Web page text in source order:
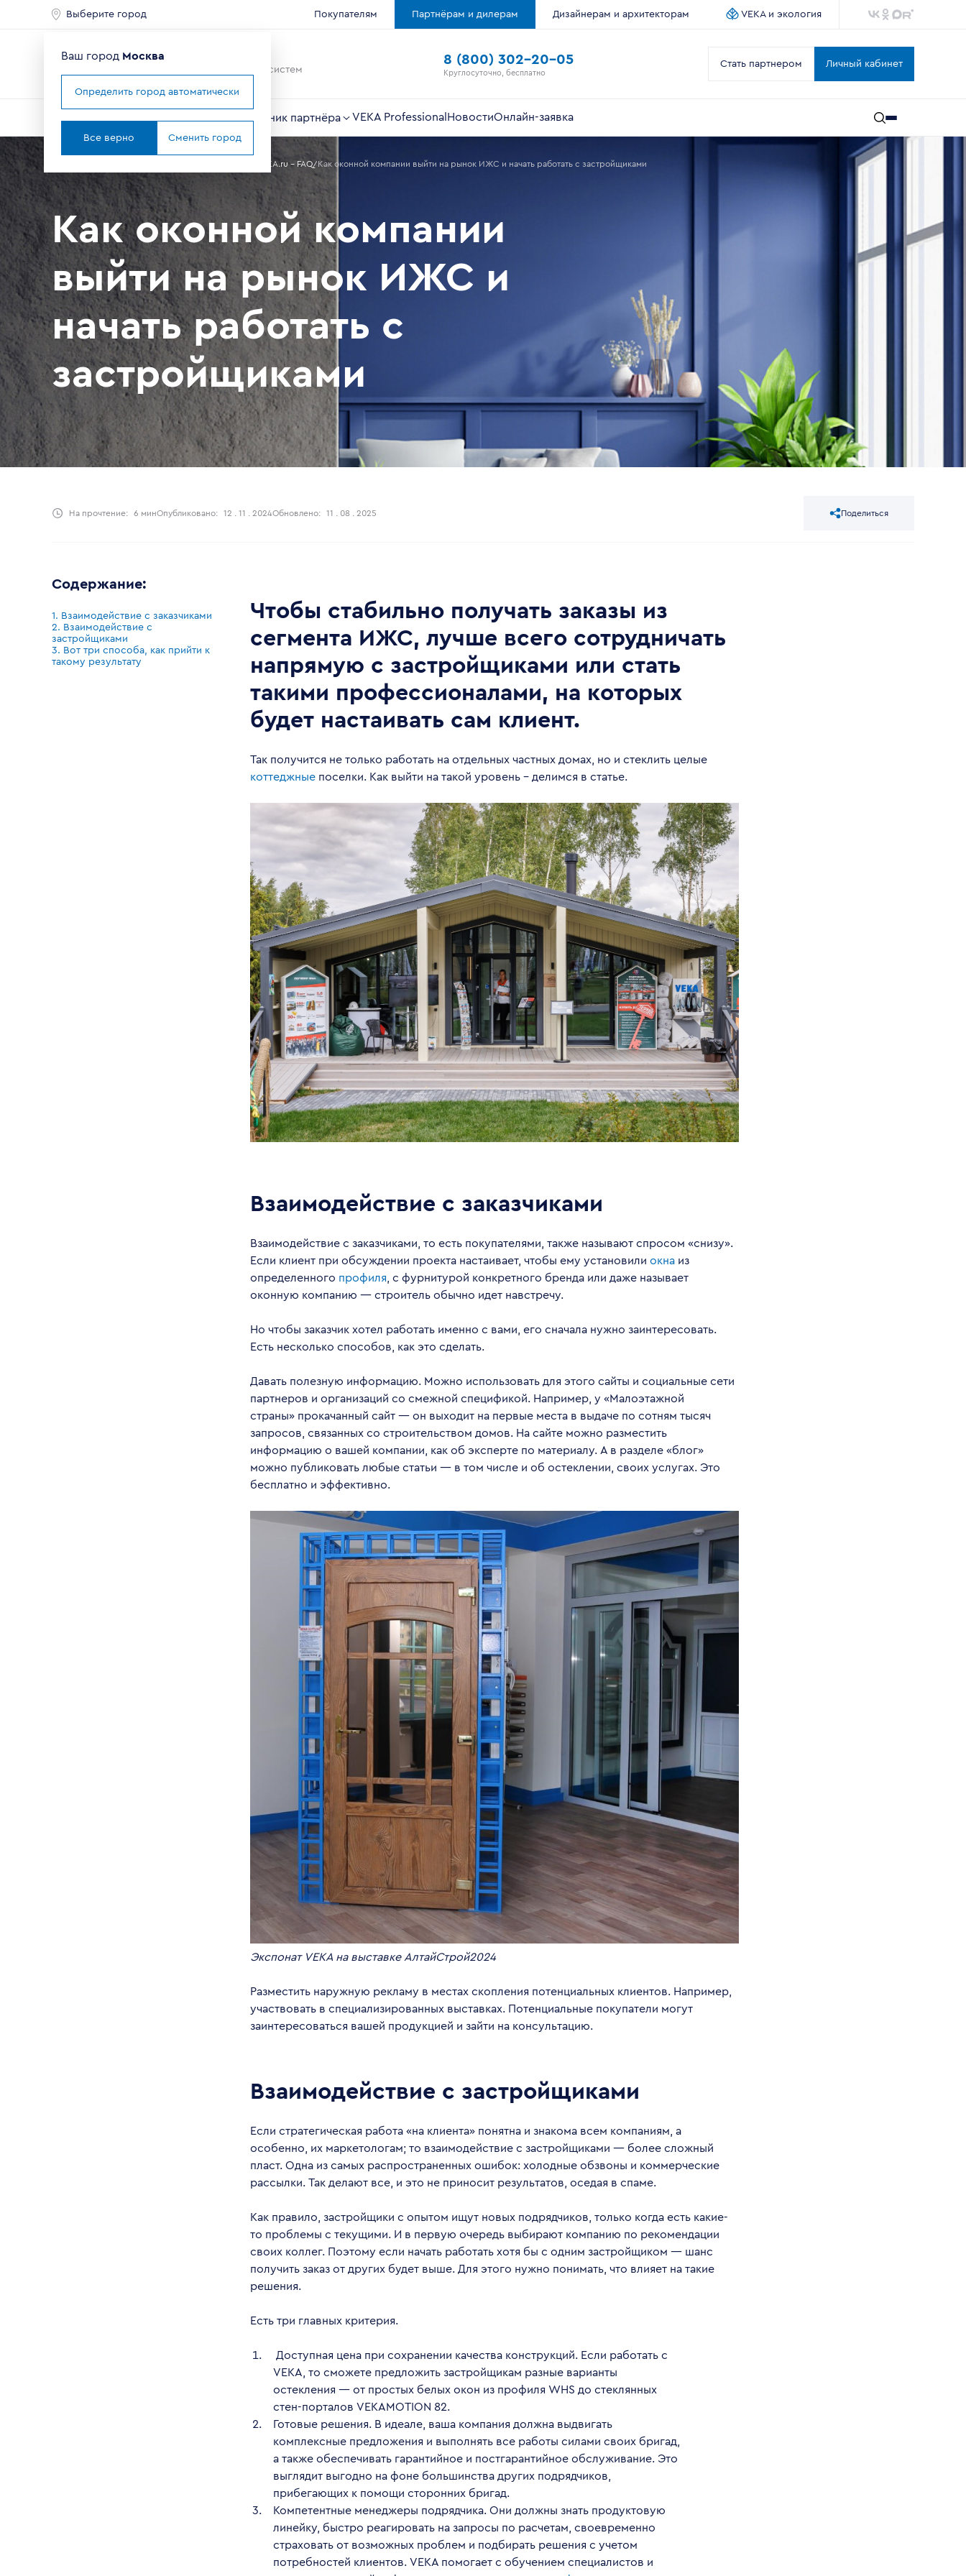
Выберите город Покупателям Партнёрам и дилерам Дизайнерам и архитекторам VEKA и экология
Ведущий мировой
производитель оконных систем
8 (800) 302-20-05
Круглосуточно, бесплатно
Стать партнером Личный кабинет
Справочник партнёра VEKA Professional НовостиОнлайн-заявка
Сайт VEKA.ru - FAQ Как оконной компании выйти на рынок ИЖС и начать работать с застройщиками
Как оконной компании
выйти на рынок ИЖС и
начать работать с
застройщиками
На прочтение: 6 минОпубликовано: 12 . 11 . 2024Обновлено: 11 . 08 . 2025 Поделиться
Содержание:
1. Взаимодействие с заказчиками
2. Взаимодействие с
застройщиками
3. Вот три способа, как прийти к
такому результату
Чтобы стабильно получать заказы из
сегмента ИЖС, лучше всего сотрудничать
напрямую с застройщиками или стать
такими профессионалами, на которых
будет настаивать сам клиент.
Так получится не только работать на отдельных частных домах, но и стеклить целые
коттеджные поселки. Как выйти на такой уровень – делимся в статье.
Взаимодействие с заказчиками
Взаимодействие с заказчиками, то есть покупателями, также называют спросом «снизу».
Если клиент при обсуждении проекта настаивает, чтобы ему установили окна из
определенного профиля , с фурнитурой конкретного бренда или даже называет
оконную компанию — строитель обычно идет навстречу.
Но чтобы заказчик хотел работать именно с вами, его сначала нужно заинтересовать.
Есть несколько способов, как это сделать.
Давать полезную информацию. Можно использовать для этого сайты и социальные сети
партнеров и организаций со смежной спецификой. Например, у «Малоэтажной
страны» прокачанный сайт — он выходит на первые места в выдаче по сотням тысяч
запросов, связанных со строительством домов. На сайте можно разместить
информацию о вашей компании, как об эксперте по материалу. А в разделе «блог»
можно публиковать любые статьи — в том числе и об остеклении, своих услугах. Это
бесплатно и эффективно.
Экспонат VEKA на выставке АлтайСтрой2024
Разместить наружную рекламу в местах скопления потенциальных клиентов. Например,
участвовать в специализированных выставках. Потенциальные покупатели могут
заинтересоваться вашей продукцией и зайти на консультацию.
Взаимодействие с застройщиками
Если стратегическая работа «на клиента» понятна и знакома всем компаниям, а
особенно, их маркетологам; то взаимодействие с застройщиками — более сложный
пласт. Одна из самых распространенных ошибок: холодные обзвоны и коммерческие
рассылки. Так делают все, и это не приносит результатов, оседая в спаме.
Как правило, застройщики с опытом ищут новых подрядчиков, только когда есть какие-
то проблемы с текущими. И в первую очередь выбирают компанию по рекомендации
своих коллег. Поэтому если начать работать хотя бы с одним застройщиком — шанс
получить заказ от других будет выше. Для этого нужно понимать, что влияет на такие
решения.
Есть три главных критерия.
Доступная цена при сохранении качества конструкций. Если работать с
VEKA, то сможете предложить застройщикам разные варианты
остекления — от простых белых окон из профиля WHS до стеклянных
стен-порталов VEKAMOTION 82.
Готовые решения. В идеале, ваша компания должна выдвигать
комплексные предложения и выполнять все работы силами своих бригад,
а также обеспечивать гарантийное и постгарантийное обслуживание. Это
выглядит выгодно на фоне большинства других подрядчиков,
прибегающих к помощи сторонних бригад.
Компетентные менеджеры подрядчика. Они должны знать продуктовую
линейку, быстро реагировать на запросы по расчетам, своевременно
страховать от возможных проблем и подбирать решения с учетом
потребностей клиентов. VEKA помогает с обучением специалистов и
Ваш город Москва
Определить город автоматически
Все верно Сменить город